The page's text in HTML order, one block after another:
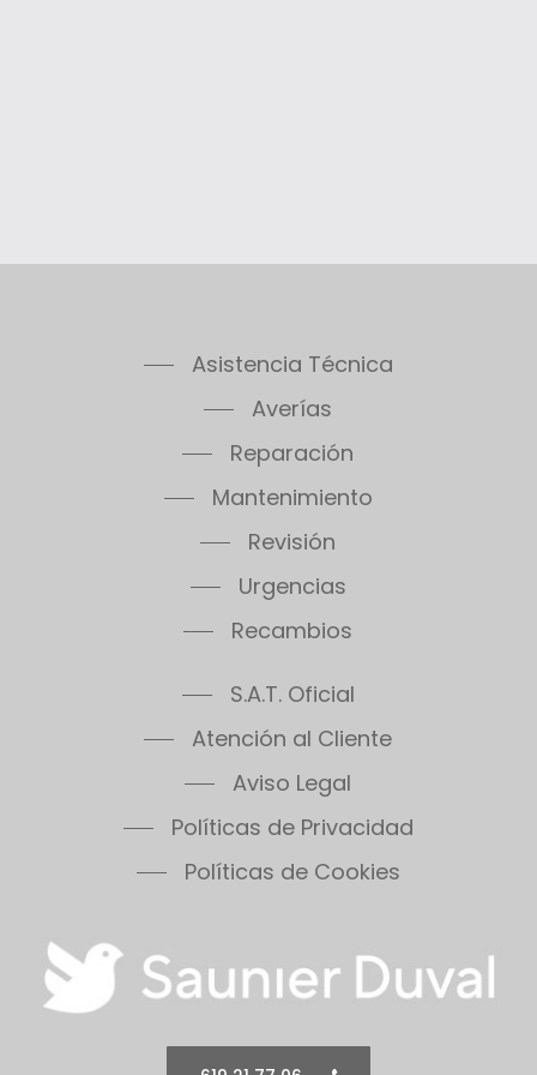
Asistencia Técnica
Averías
Reparación
Mantenimiento
Revisión
Urgencias
Recambios
S.A.T. Oficial
Atención al Cliente
Aviso Legal
Políticas de Privacidad
Políticas de Cookies